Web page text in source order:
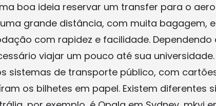
boa ideia reservar um transfer para o
grande distância, com muita bagagem,
com rapidez e facilidade. Dependendo
viajar um pouco até sua
sistemas de transporte público, com
os bilhetes em papel. Existem diferentes